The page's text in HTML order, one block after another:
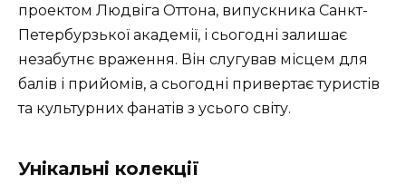
проектом Людвіга Оттона, випускника Санкт-
Петербурзької академії, і сьогодні залишає
незабутнє враження. Він слугував місцем для
балів і прийомів, а сьогодні привертає туристів
та культурних фанатів з усього світу.
Унікальні колекції